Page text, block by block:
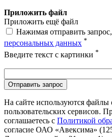
Приложить файл
Приложить ещё файл
Нажимая отправить
персональных данных *
Введите текст с картинки *
Отправить запрос
На сайте используются файлы
пользовательских сервисов.
соглашаетесь с Политикой
согласие ОАО «Авексима»